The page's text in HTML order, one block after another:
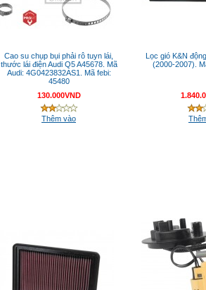
Cao su chụp bụi phải rô tuyn lái,
thước lái điện Audi Q5 A45678. Mã
Audi: 4G0423832AS1. Mã febi:
45480
130.000VND
Thêm vào
Lọc gió K&N
(2000-2007).